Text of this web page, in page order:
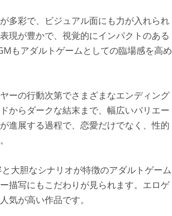
多彩で、ビジュアル面にも力が入れられ
現が豊かで、視覚的にインパクトのある
もアダルトゲームとしての臨場感を高め
ーの行動次第でさまざまなエンディング
からダークな結末まで、幅広いバリエー
進展する過程で、恋愛だけでなく、性的
大胆なシナリオが特徴のアダルトゲーム
描写にもこだわりが見られます。エロゲ
気が高い作品です。